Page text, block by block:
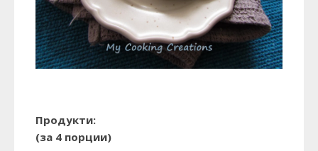
Продукти:
(за 4 порции)